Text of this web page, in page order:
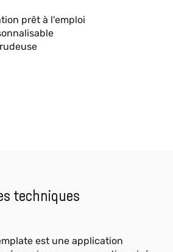
prêt à l'emploi
techniques
est une application